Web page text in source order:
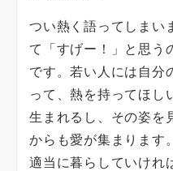
つい熱く語ってしまい
て「すげー！」と思う
です。若い人には自分
って、熱を持ってほし
生まれるし、その姿を
からも愛が集まります
適当に暮らしていけれ